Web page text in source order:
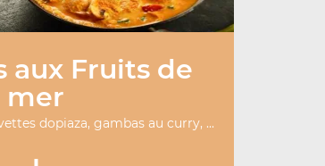
aux Fruits de
mer
dopiaza, gambas au curry, ...